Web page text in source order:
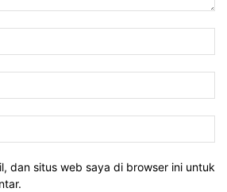
dan situs web saya di browser ini untuk